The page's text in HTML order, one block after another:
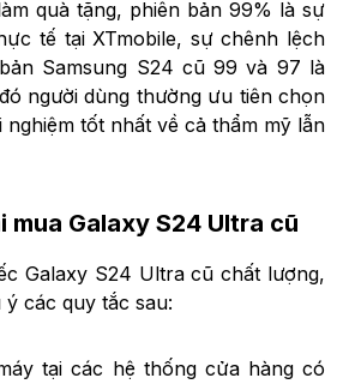
quà tặng, phiên bản 99% là sự
tế tại XTmobile, sự chênh lệch
Samsung S24 cũ 99 và 97 là
người dùng thường ưu tiên chọn
tốt nhất về cả thẩm mỹ lẫn
mua Galaxy S24 Ultra cũ
Galaxy S24 Ultra cũ chất lượng,
các quy tắc sau:
tại các hệ thống cửa hàng có